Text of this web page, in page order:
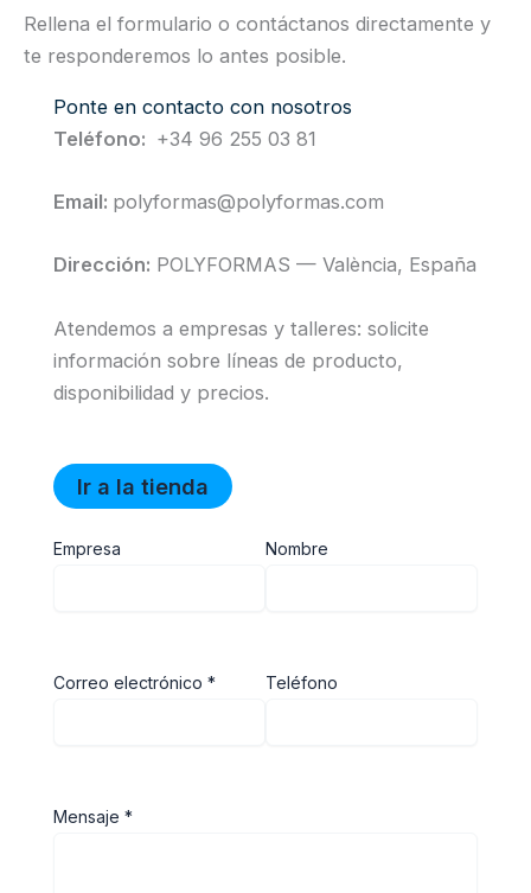
Rellena el formulario o contáctanos directamente y
te responderemos lo antes posible.
Ponte en contacto con nosotros
Teléfono: +34 96 255 03 81
Email: polyformas@polyformas.com
Dirección: POLYFORMAS — València, España
Atendemos a empresas y talleres: solicite
información sobre líneas de producto,
disponibilidad y precios.
Ir a la tienda
Empresa Nombre
Correo electrónico * Teléfono
Mensaje *